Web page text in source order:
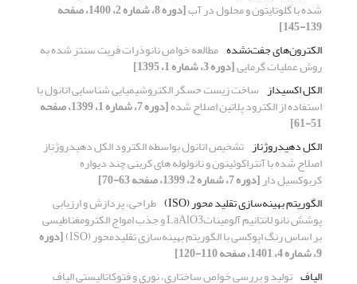
شده با گلوتایتون و محلول در آب [دوره 8، شماره 2، 1400، صفحه
139-145]
الکترون‌های جفت‌نشده مطالعه خواص نانوذرات فریت سنتز شده به
روش عملیات گرمایی[دوره 3، شماره 1، 1395]
الکل اکسیداز ساخت زیست حسگر الکتروشیمیایی شناسایی اتانول با
استفاده از الکترود پلاتین اصلاح شده [دوره 7، شماره 1، 1399، صفحه
51-61]
الکل دهیدروژناز تشخیص اتانول بواسطه الکترود الکل دهیدروژناز
اصلاح شده با آنتراکوئینون و نانولوله های کربنی چند دیواره
کربوکسیل دار[دوره 7، شماره 2، 1399، صفحه 63-70]
الگوریتم بهینه‌سازی تقلید محور (ISO)
طراحی، پردازش و ارزیابی
پوشش نانو لانتانیم آلومیناتLaAlO3 و جذب امواج الکترومغناطیسی
بر اساس رنگ اپوکسی با الگوریتم بهینه‌سازی تقلیدمحور (ISO) [دوره
9، شماره 4، 1401، صفحه 110-120]
الیاف تولید و بررسی خواص ساختاری، نوری و فتوکاتالیستی الیاف